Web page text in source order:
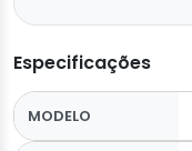
Especificações
MODELO